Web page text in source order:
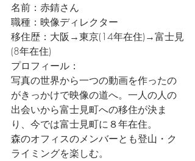
名前：赤錆さん
職種：映像ディレクター
移住歴：大阪→東京(14年在住)→富士見
(8年在住)
プロフィール：
写真の世界から一つの動画を作ったの
がきっかけで映像の道へ。一人の人の
出会いから富士見町への移住が決ま
り、今では富士見町に８年在住。
森のオフィスのメンバーとも登山・ク
ライミングを楽しむ。